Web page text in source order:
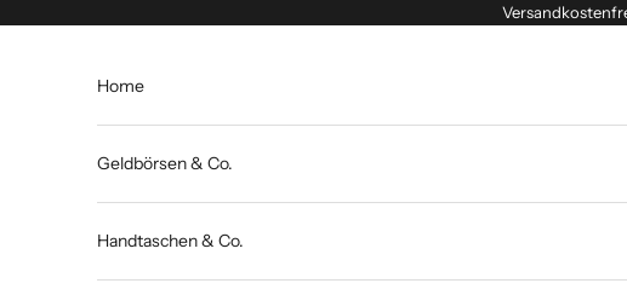
Home
Geldbörsen & Co.
Handtaschen & Co.